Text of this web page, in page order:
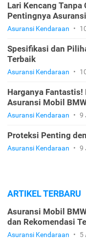
Lari Kencang Tanpa
Pentingnya
Asuransi Kendaraan •
Spesifikasi dan
Terbaik
Asuransi Kendaraan •
Harganya
Asuransi Mobil
Asuransi Kendaraan • 9
Proteksi Penting
Asuransi Kendaraan • 9
ARTIKEL TERBARU
Asuransi Mobil
dan Rekomendasi
Asuransi Kendaraan • 5